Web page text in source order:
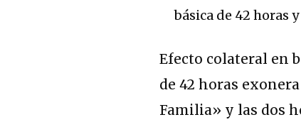
básica de 42 horas
Efecto colateral en
de 42 horas
Familia» y las dos